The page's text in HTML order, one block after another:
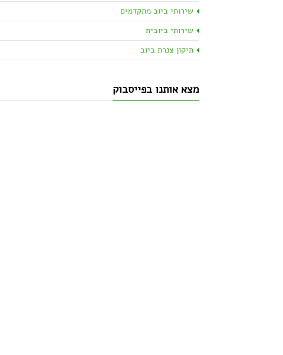
שירותי ביוב מתקדמים
שירותי ביובית
תיקון צנרת ביוב
מצא אותנו בפייסבוק